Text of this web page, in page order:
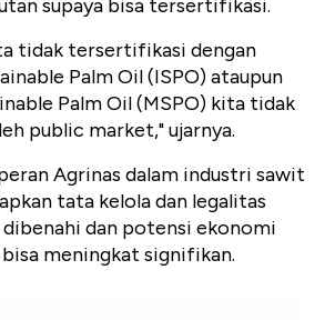
supaya bisa tersertifikasi.
tidak tersertifikasi dengan
Palm Oil (ISPO) ataupun
Palm Oil (MSPO) kita tidak
public market," ujarnya.
Agrinas dalam industri sawit
tata kelola dan legalitas
dibenahi dan potensi ekonomi
meningkat signifikan.